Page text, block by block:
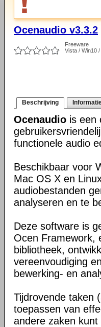
Ocenaudio v3.3.2
Freeware
Vista / Win10
Beschrijving
Ocenaudio is een
functionele audio
Beschikbaar voor
Mac OS X en
audiobestanden
analyseren en te
Deze software is
Ocen Framework,
bibliotheek,
vereenvoudiging
bewerking- en
Tijdrovende taken
toepassen van
andere zaken kunt